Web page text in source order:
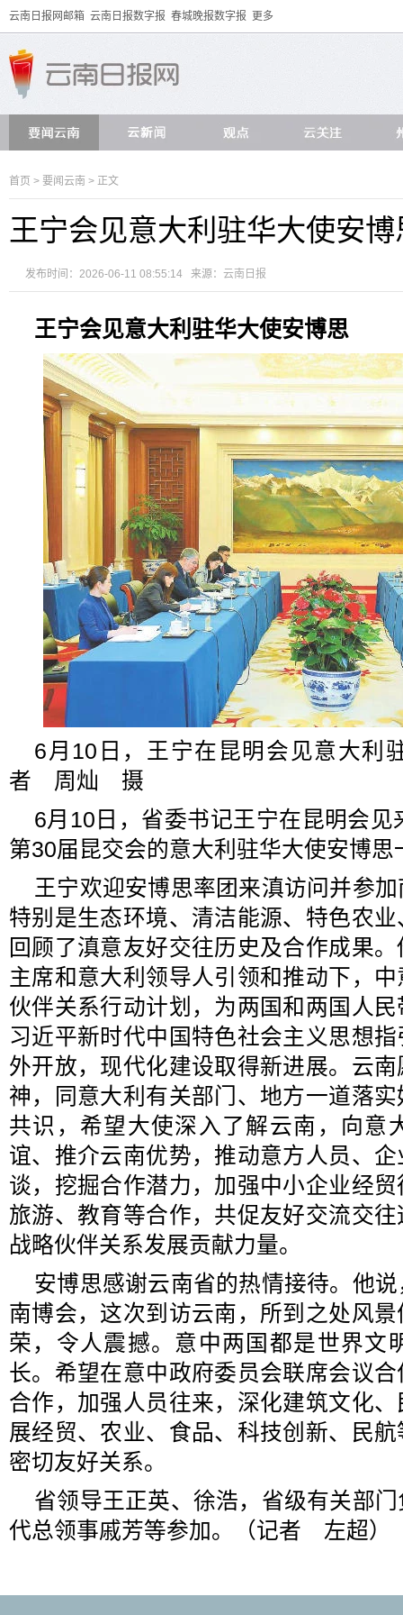
云南日报网邮箱 云南日报数字报 春城晚报数字报 更多
首页 > 要闻云南 > 正文
王宁会见意大利驻华大使安博
发布时间：2026-06-11 08:55:14 来源： 云南日报
王宁会见意大利驻华大使安博思
6月10日，王宁在昆明会见意大利
者 周灿 摄
6月10日，省委书记王宁在昆明会
第30届昆交会的意大利驻华大使安博思
王宁欢迎安博思率团来滇访问并参
特别是生态环境、清洁能源、特色农
回顾了滇意友好交往历史及合作成果
主席和意大利领导人引领和推动下，
伙伴关系行动计划，为两国和两国人
习近平新时代中国特色社会主义思想
外开放，现代化建设取得新进展。云
神，同意大利有关部门、地方一道落
共识，希望大使深入了解云南，向意
谊、推介云南优势，推动意方人员、
谈，挖掘合作潜力，加强中小企业经
旅游、教育等合作，共促友好交流交
战略伙伴关系发展贡献力量。
安博思感谢云南省的热情接待。他
南博会，这次到访云南，所到之处风
荣，令人震撼。意中两国都是世界文
长。希望在意中政府委员会联席会议
合作，加强人员往来，深化建筑文化
展经贸、农业、食品、科技创新、民
密切友好关系。
省领导王正英、徐浩，省级有关部
代总领事戚芳等参加。（记者 左超）